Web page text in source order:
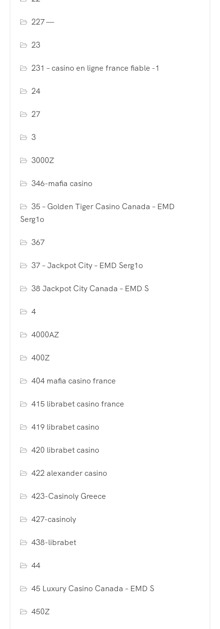
227 —
23
231 – casino en ligne france fiable -1
24
27
3
3000Z
346-mafia casino
35 – Golden Tiger Casino Canada – EMD
Serg1o
367
37 – Jackpot City – EMD Serg1o
38 Jackpot City Canada – EMD S
4
4000AZ
400Z
404 mafia casino france
415 librabet casino france
419 librabet casino
420 librabet casino
422 alexander casino
423-Casinoly Greece
427-casinoly
438-librabet
44
45 Luxury Casino Canada – EMD S
450Z